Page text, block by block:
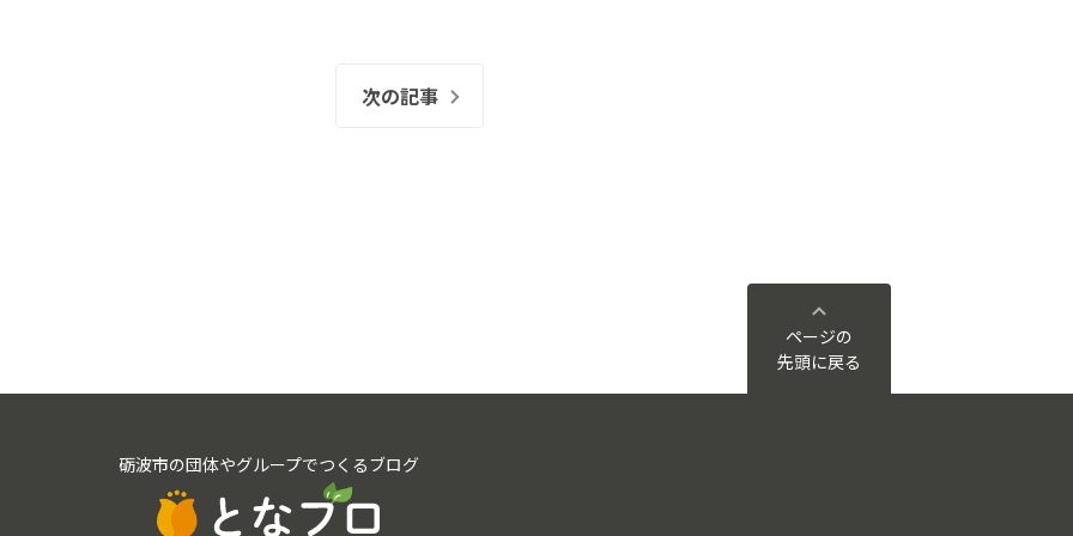
次の記事
ページの
先頭に戻る
砺波市の団体やグループでつくるブログ